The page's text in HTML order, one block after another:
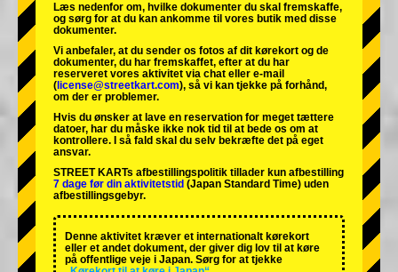
Læs nedenfor om, hvilke dokumenter du skal fremskaffe,
og sørg for at du kan ankomme til vores butik med disse
dokumenter.
Vi anbefaler, at du sender os fotos af dit kørekort og de
dokumenter, du har fremskaffet, efter at du har
reserveret vores aktivitet via chat eller e-mail
( license@streetkart.com), så vi kan tjekke på forhånd,
om der er problemer.
Hvis du ønsker at lave en reservation for meget tættere
datoer, har du måske ikke nok tid til at bede os om at
kontrollere. I så fald skal du selv bekræfte det på eget
ansvar.
STREET KARTs afbestillingspolitik tillader kun afbestilling
7 dage før din aktivitetstid (Japan Standard Time) uden
afbestillingsgebyr.
Denne aktivitet kræver et internationalt kørekort
eller et andet dokument, der giver dig lov til at køre
på offentlige veje i Japan. Sørg for at tjekke